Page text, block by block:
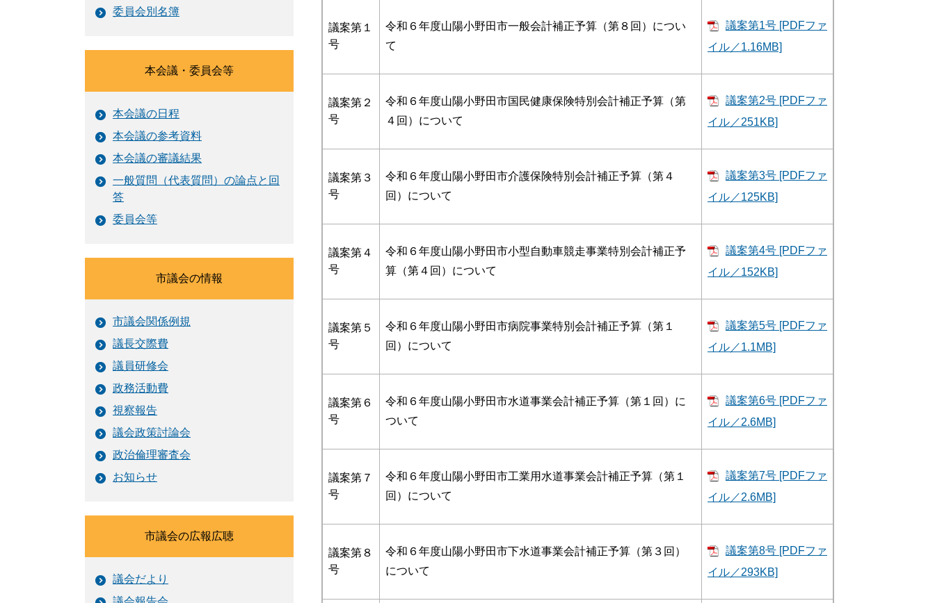
議案第１
号
令和６年度山陽小野田市一般会計補正予算（第８回）につい
て
議案第1号 [PDFファ
イル／1.16MB]
議案第２
号
令和６年度山陽小野田市国民健康保険特別会計補正予算（第
４回）について
議案第2号 [PDFファ
イル／251KB]
議案第３
号
令和６年度山陽小野田市介護保険特別会計補正予算（第４
回）について
議案第3号 [PDFファ
イル／125KB]
議案第４
号
令和６年度山陽小野田市小型自動車競走事業特別会計補正予
算（第４回）について
議案第4号 [PDFファ
イル／152KB]
議案第５
号
令和６年度山陽小野田市病院事業特別会計補正予算（第１
回）について
議案第5号 [PDFファ
イル／1.1MB]
議案第６
号
令和６年度山陽小野田市水道事業会計補正予算（第１回）に
ついて
議案第6号 [PDFファ
イル／2.6MB]
議案第７
号
令和６年度山陽小野田市工業用水道事業会計補正予算（第１
回）について
議案第7号 [PDFファ
イル／2.6MB]
議案第８
号
令和６年度山陽小野田市下水道事業会計補正予算（第３回）
について
議案第8号 [PDFファ
イル／293KB]
委員会別名簿
本会議・委員会等
本会議の日程
本会議の参考資料
本会議の審議結果
一般質問（代表質問）の論点と回
答
委員会等
市議会の情報
市議会関係例規
議長交際費
議員研修会
政務活動費
視察報告
議会政策討論会
政治倫理審査会
お知らせ
市議会の広報広聴
議会だより